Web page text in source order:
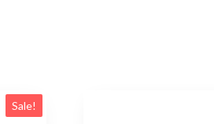
Sale!